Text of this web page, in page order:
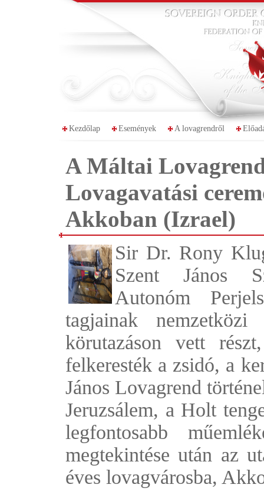
Kezdőlap Események A lovagrendről
A Máltai
Lovagavatási
Akkoban (Izrael)
Sir Dr. Rony
Szent János
Autonóm
tagjainak
körutazáson vett
felkeresték a zsidó, a
János Lovagrend
Jeruzsálem, a Holt
legfontosabb
megtekintése után az
éves lovagvárosba,